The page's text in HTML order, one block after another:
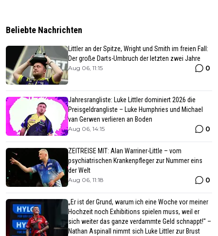
Beliebte Nachrichten
Littler an der Spitze, Wright und Smith im freien Fall:
Der große Darts-Umbruch der letzten zwei Jahre
Aug 06, 11:15 0
Jahresrangliste: Luke Littler dominiert 2026 die
Preisgeldrangliste – Luke Humphries und Michael
van Gerwen verlieren an Boden
Aug 06, 14:15 0
ZEITREISE MIT: Alan Warriner-Little – vom
psychiatrischen Krankenpfleger zur Nummer eins
der Welt
Aug 06, 11:18 0
„Er ist der Grund, warum ich eine Woche vor meiner
Hochzeit noch Exhibitions spielen muss, weil er
sich weiter das ganze verdammte Geld schnappt!" –
Nathan Aspinall nimmt sich Luke Littler zur Brust